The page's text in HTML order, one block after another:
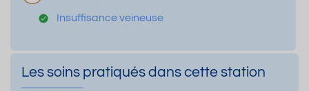
Insuffisance veineuse
Les soins pratiqués dans cette station